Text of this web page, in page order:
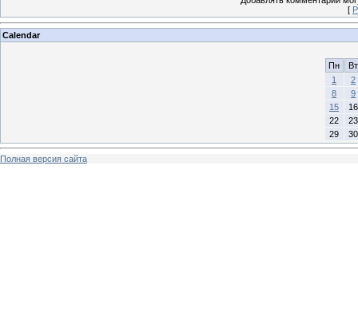
[
Calendar
Пн
Вт
1
2
8
9
15
16
22
23
29
30
Полная версия сайта